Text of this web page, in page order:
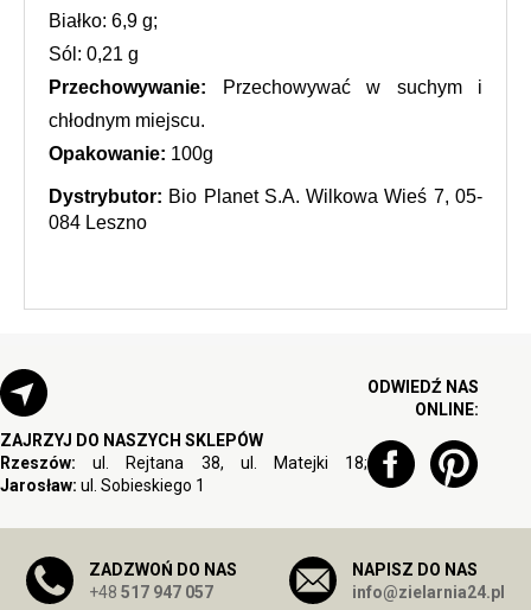
Białko: 6,9 g;
Sól: 0,21 g
Przechowywanie: Przechowywać w suchym i
chłodnym miejscu.
Opakowanie: 100g
Dystrybutor: Bio Planet S.A. Wilkowa Wieś 7, 05-
084 Leszno
ZAJRZYJ DO NASZYCH SKLEPÓW
Rzeszów: ul. Rejtana 38, ul. Matejki 18;
Jarosław: ul. Sobieskiego 1
ODWIEDŹ NAS
ONLINE:
ZADZWOŃ DO NAS
+48 517 947 057
NAPISZ DO NAS
info@zielarnia24.pl